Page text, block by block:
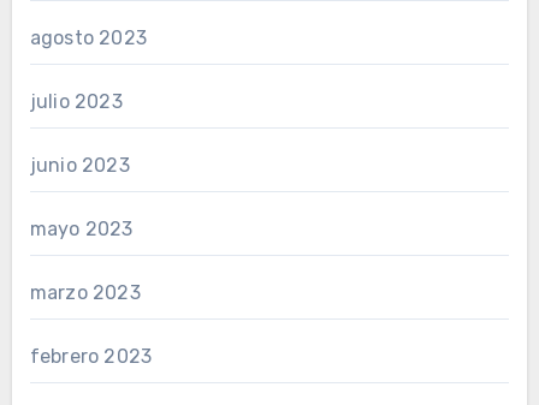
agosto 2023
julio 2023
junio 2023
mayo 2023
marzo 2023
febrero 2023